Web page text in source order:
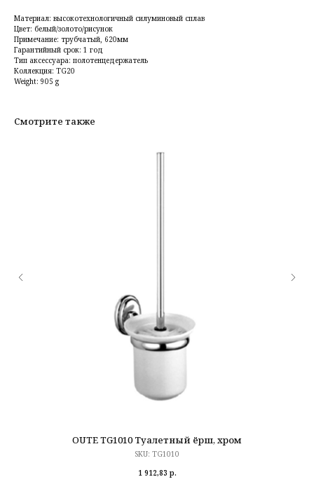
Материал: высокотехнологичный силуминовый сплав
Цвет: белый/золото/рисунок
Примечание: трубчатый, 620мм
Гарантийный срок: 1 год
Тип аксессуара: полотенцедержатель
Коллекция: TG20
Weight: 905 g
Смотрите также
OUTE TG1010 Туалетный ёрш, хром
SKU: TG1010
1 912,83 р.